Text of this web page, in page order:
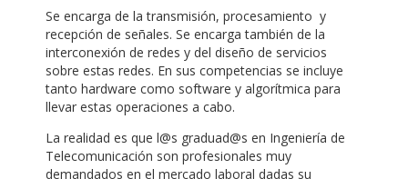
Se encarga de la transmisión, procesamiento y
recepción de señales. Se encarga también de la
interconexión de redes y del diseño de servicios
sobre estas redes. En sus competencias se incluye
tanto hardware como software y algorítmica para
llevar estas operaciones a cabo.
La realidad es que l@s graduad@s en Ingeniería de
Telecomunicación son profesionales muy
demandados en el mercado laboral dadas su